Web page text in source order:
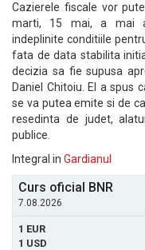
Cazierele fiscale vor
marti, 15 mai, a mai
indeplinite conditiile
fata de data stabilita
decizia sa fie supusa
Daniel Chitoiu. El a spus
se va putea emite si de
resedinta de judet,
publice.
Integral in Gardianul
Curs oficial BNR
7.08.2026
1 EUR
1 USD